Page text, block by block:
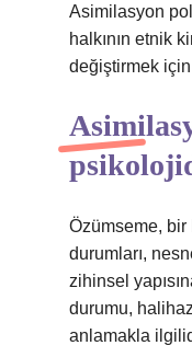
Asimilasyon
halkının etnik
değiştirmek
Özümseme,
durumları,
zihinsel
durumu,
anlamakla